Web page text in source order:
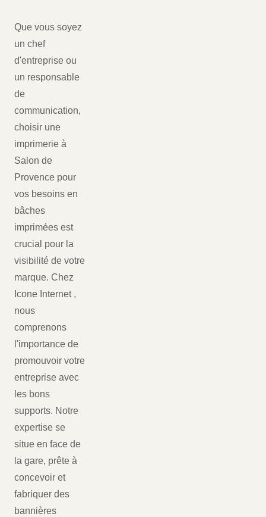
Que vous soyez
un chef
d'entreprise ou
un responsable
de
communication,
choisir une
imprimerie à
Salon de
Provence pour
vos besoins en
bâches
imprimées est
crucial pour la
visibilité de votre
marque. Chez
Icone Internet ,
nous
comprenons
l'importance de
promouvoir votre
entreprise avec
les bons
supports. Notre
expertise se
situe en face de
la gare, prête à
concevoir et
fabriquer des
bannières